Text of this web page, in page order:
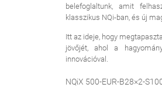
belefoglaltunk, amit
klasszikus NQi-ban, és új
Itt az ideje, hogy
jövőjét, ahol a
innovációval.
NQiX 500-EUR-B28×2-